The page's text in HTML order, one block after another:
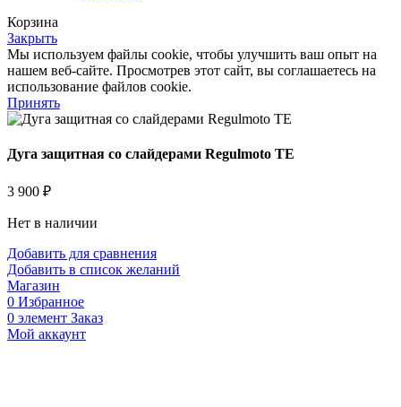
Корзина
Закрыть
Мы используем файлы cookie, чтобы улучшить ваш опыт на
нашем веб-сайте. Просмотрев этот сайт, вы соглашаетесь на
использование файлов cookie.
Принять
Дуга защитная со слайдерами Regulmoto TE
3 900 ₽
Нет в наличии
Добавить для сравнения
Добавить в список желаний
Магазин
0 Избранное
0 элемент Заказ
Мой аккаунт